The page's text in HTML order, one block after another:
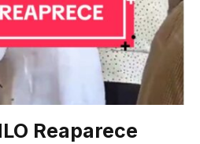
Reaparece